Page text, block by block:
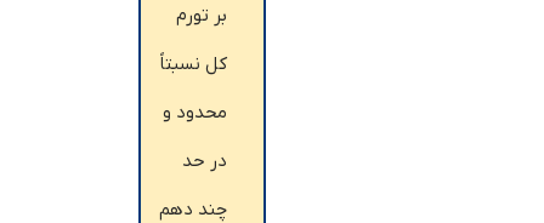
بر تورم
کل نسبتاً
محدود و
در حد
چند دهم